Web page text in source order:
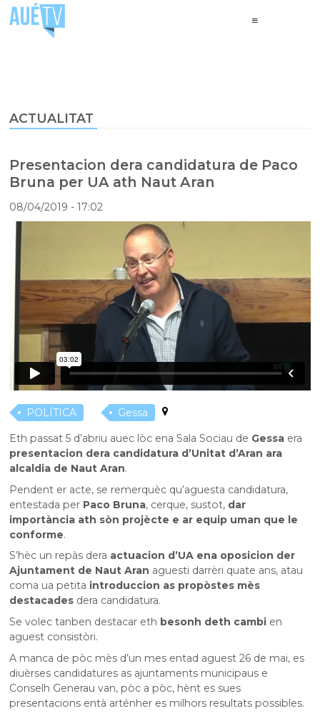
ACTUALITAT
Presentacion dera candidatura de Paco
Bruna per UA ath Naut Aran
08/04/2019- 17:02
POLÍTICA
Gessa
Eth passat 5 d’abriu auec lòc ena Sala Sociau de Gessa era
presentacion dera candidatura d’Unitat d’Aran ara
alcaldia de Naut Aran.
Pendent er acte, se remerquèc qu’aguesta candidatura,
entestada per Paco Bruna, cerque, sustot, dar
importància ath sòn projècte e ar equip uman que le
conforme.
S’hèc un repàs dera actuacion d’UA ena oposicion der
Ajuntament de Naut Aran aguesti darrèri quate ans, atau
coma ua petita introduccion as propòstes mès
destacades dera candidatura.
Se volec tanben destacar eth besonh deth cambi en
aguest consistòri.
A manca de pòc mès d’un mes entad aguest 26 de mai, es
diuèrses candidatures as ajuntaments municipaus e
Conselh Generau van, pòc a pòc, hènt es sues
presentacions entà arténher es milhors resultats possibles.